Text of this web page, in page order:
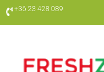
+36 23 428 089